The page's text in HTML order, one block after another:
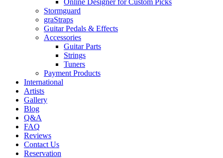
Online Designer for Custom Picks
Stormguard
graStraps
Guitar Pedals & Effects
Accessories
Guitar Parts
Strings
Tuners
Payment Products
International
Artists
Gallery
Blog
Q&A
FAQ
Reviews
Contact Us
Reservation